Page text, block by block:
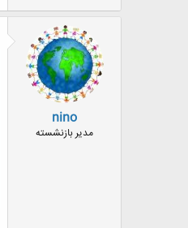
nino
مدیر بازنشسته